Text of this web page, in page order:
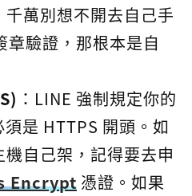
萬別想不開去自己手
章驗證，那根本是自
：LINE 強制規定你的
是 HTTPS 開頭。如
自己架，記得要去申
Encrypt 憑證。如果